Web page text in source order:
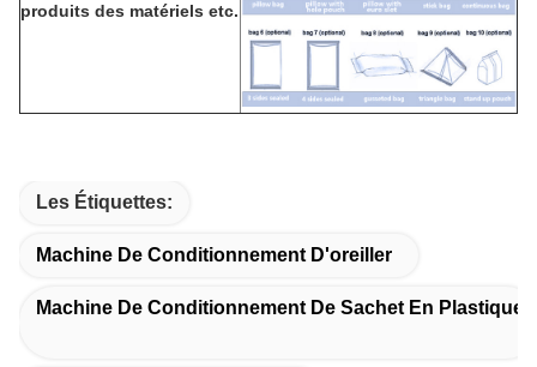
produits des matériels etc.
Les Étiquettes:
Machine De Conditionnement D'oreiller
Machine De Conditionnement De Sachet En Plastique